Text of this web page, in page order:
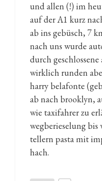
und allen (!) im
auf der A1 kurz
ab ins gebüsch, 7
nach uns wurde
durch
wirklich runden
harry belafonte
ab nach brooklyn,
wie taxifahrer zu
wegberieselung
tellern pasta mit
hach.